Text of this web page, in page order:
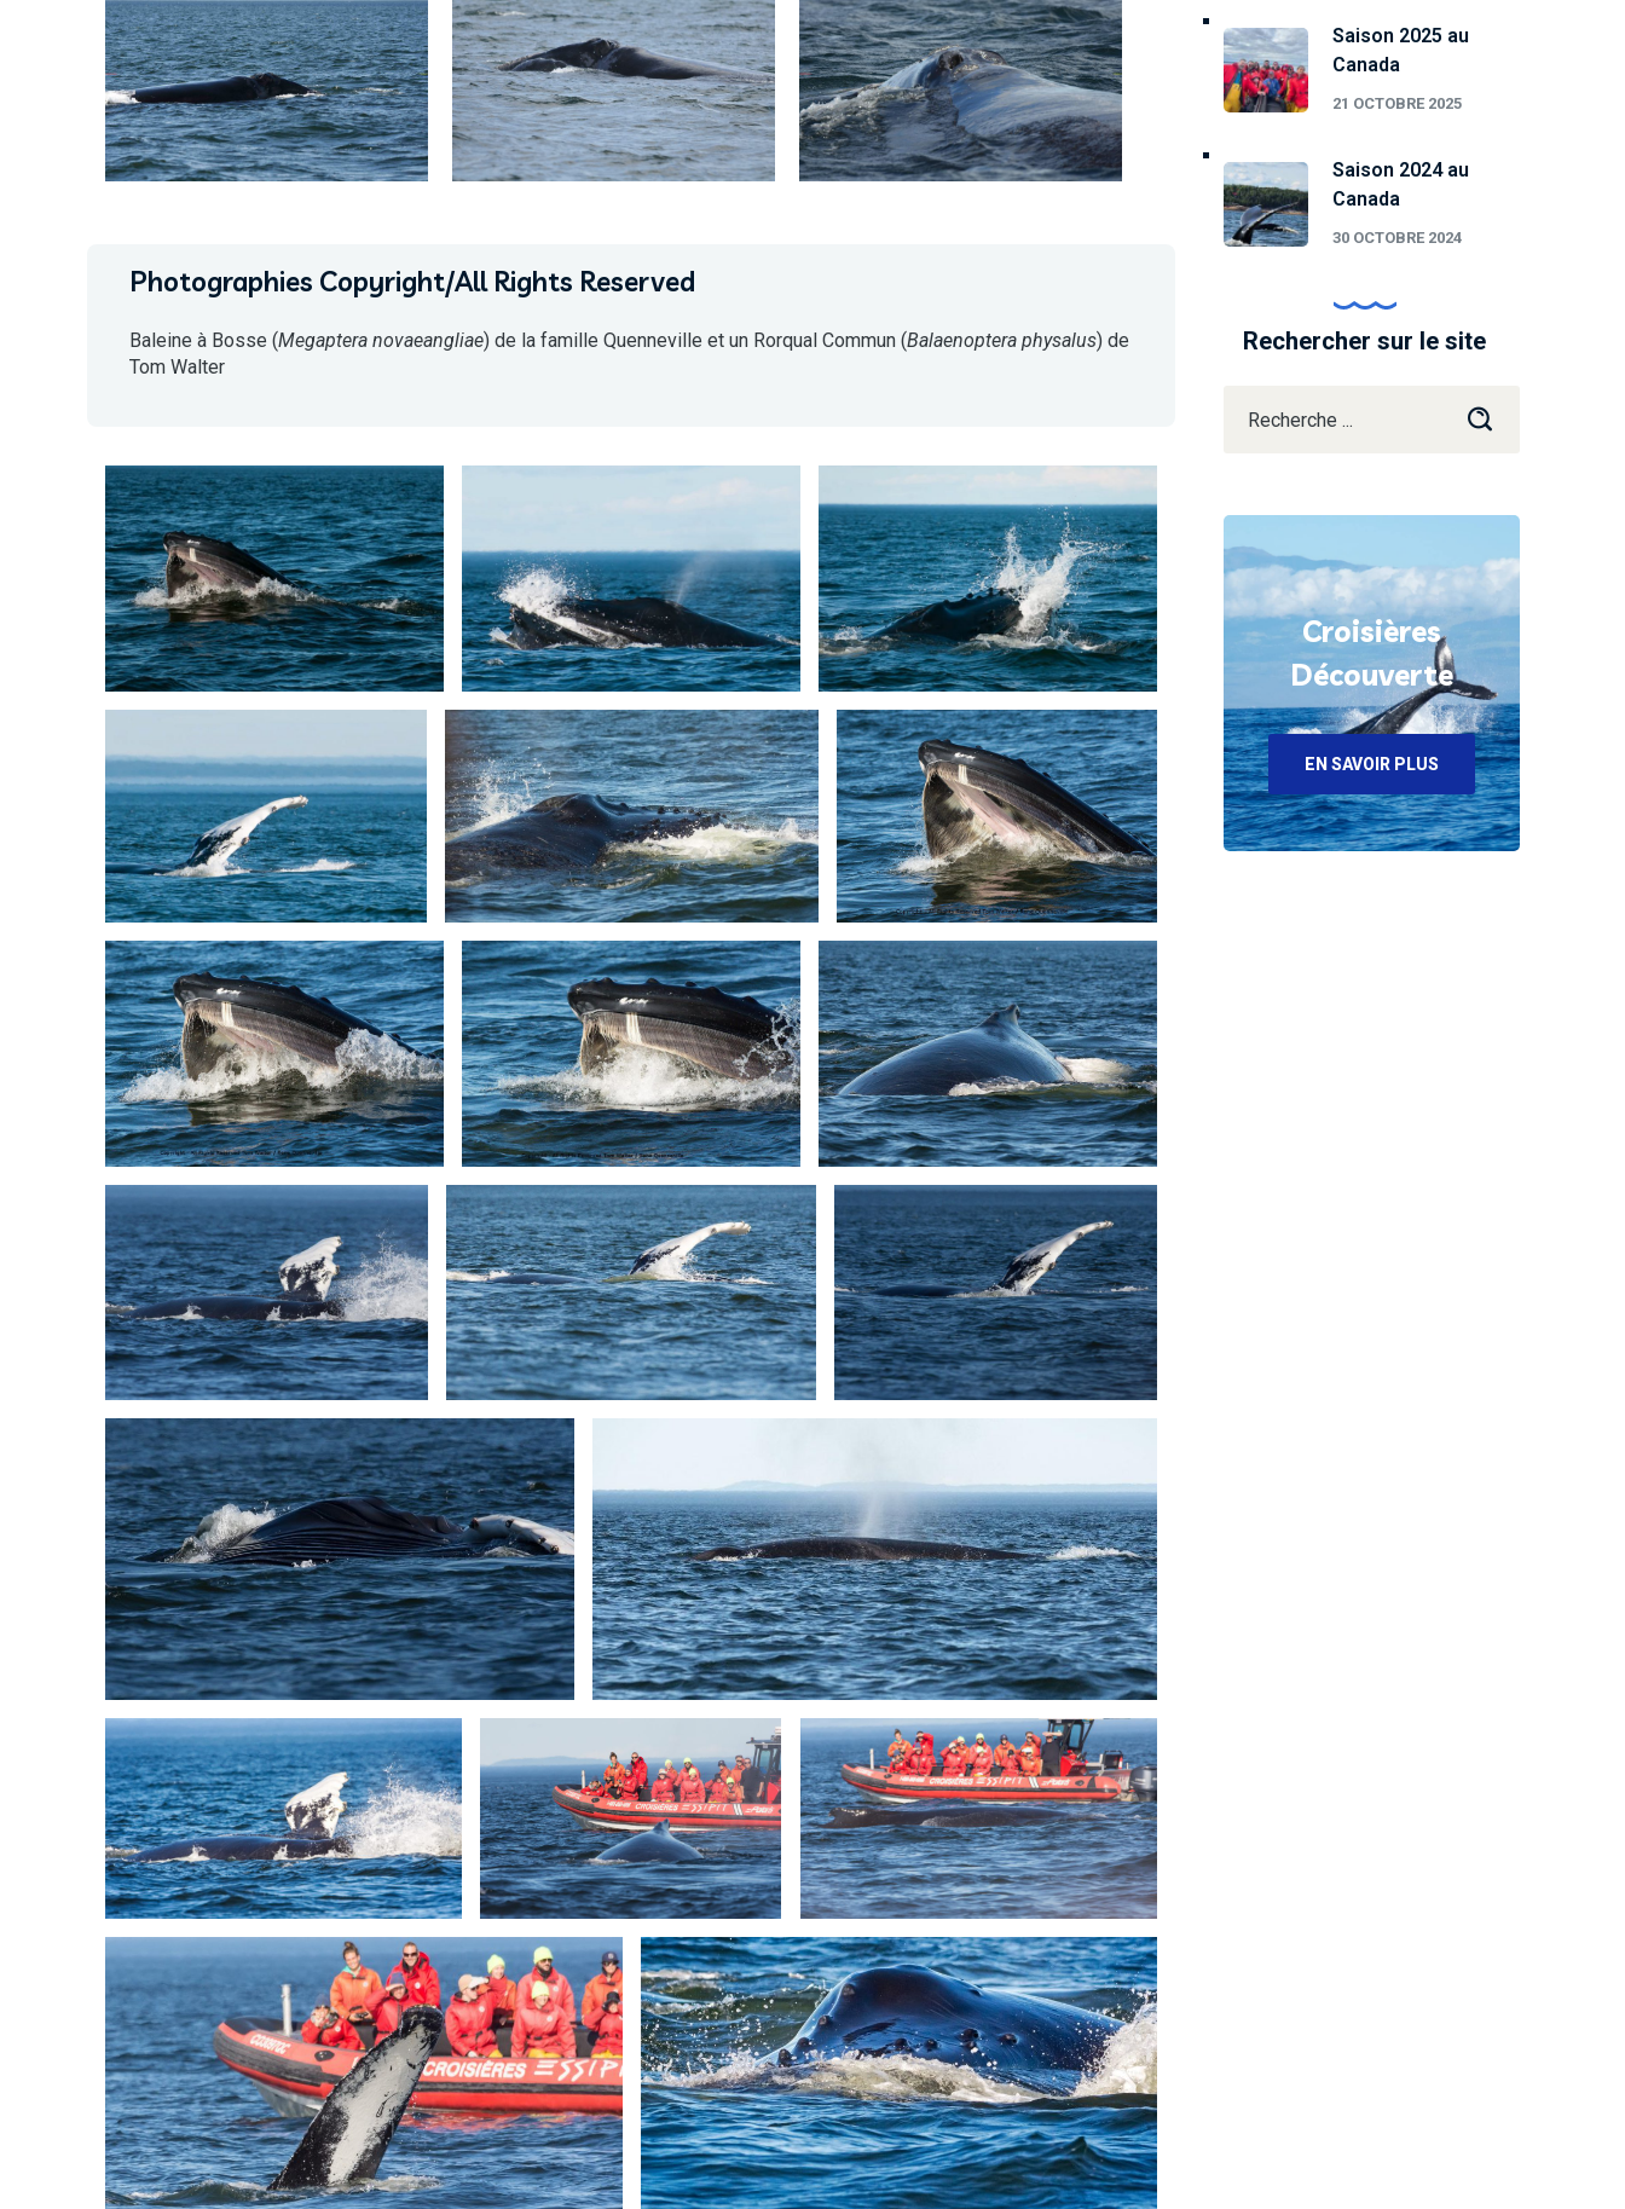
Photographies Copyright/All Rights Reserved
Baleine à Bosse (Megaptera novaeangliae) de la famille Quenneville et un Rorqual Commun (Balaenoptera physalus) de
Tom Walter
Saison 2025 au
Canada
21 OCTOBRE 2025
Saison 2024 au
Canada
30 OCTOBRE 2024
Rechercher sur le site
Croisières
Découverte
EN SAVOIR PLUS